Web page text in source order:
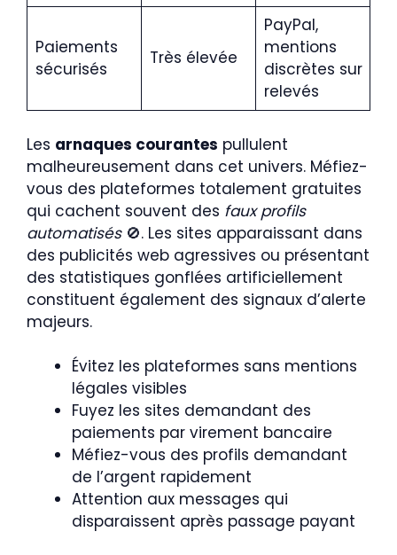
Paiements
sécurisés
Très élevée
PayPal,
mentions
discrètes sur
relevés
Les arnaques courantes pullulent
malheureusement dans cet univers. Méfiez-
vous des plateformes totalement gratuites
qui cachent souvent des faux profils
automatisés🚫. Les sites apparaissant dans
des publicités web agressives ou présentant
des statistiques gonflées artificiellement
constituent également des signaux d’alerte
majeurs.
Évitez les plateformes sans mentions
légales visibles
Fuyez les sites demandant des
paiements par virement bancaire
Méfiez-vous des profils demandant
de l’argent rapidement
Attention aux messages qui
disparaissent après passage payant